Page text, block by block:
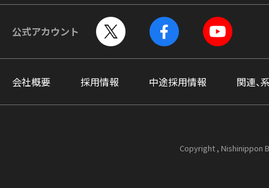
公式アカウント
会社概要 採用情報 中途採用情報 関連、
Copyright , Nishinippon